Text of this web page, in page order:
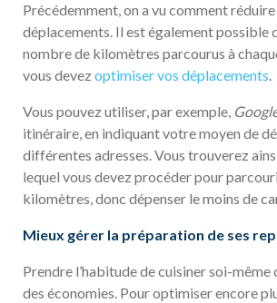
Précédemment, on a vu comment
déplacements. Il est également possible
nombre de kilomètres parcourus à
vous devez optimiser vos déplacements.
Vous pouvez utiliser, par exemple,
itinéraire, en indiquant votre moyen de
différentes adresses. Vous trouverez
lequel vous devez procéder pour
kilomètres, donc dépenser le moins de
Mieux gérer la préparation de ses
Prendre l’habitude de cuisiner soi-
des économies. Pour optimiser encore